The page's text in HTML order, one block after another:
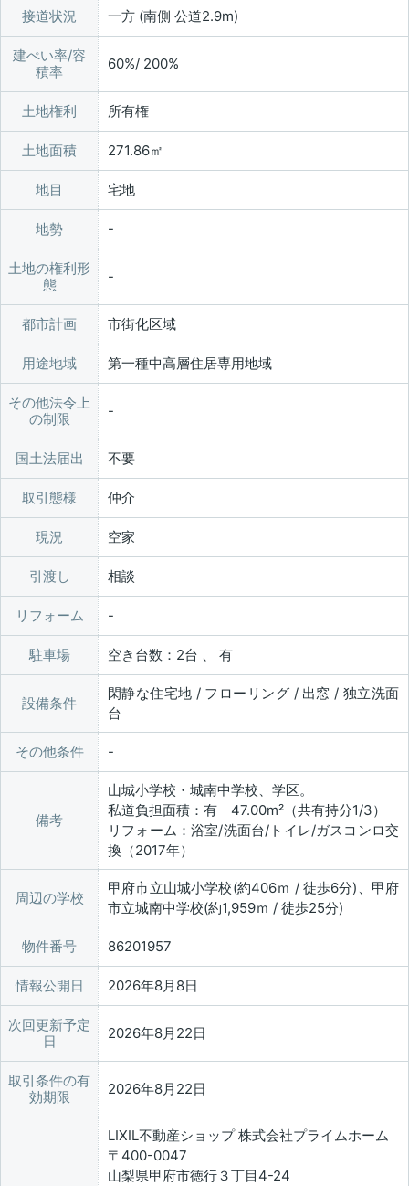
接道状況 一方 (南側 公道2.9m)
建ぺい率/容
積率
60%/ 200%
土地権利 所有権
土地面積 271.86㎡
地目 宅地
地勢
土地の権利形
態
都市計画 市街化区域
用途地域 第一種中高層住居専用地域
その他法令上
の制限
国土法届出 不要
取引態様 仲介
現況 空家
引渡し 相談
リフォーム
駐車場 空き台数：2台 、 有
設備条件
閑静な住宅地 / フローリング / 出窓 / 独立洗面
台
その他条件
備考
山城小学校・城南中学校、学区。
私道負担面積：有 47.00m²（共有持分1/3）
リフォーム：浴室/洗面台/トイレ/ガスコンロ交
換（2017年）
周辺の学校
甲府市立山城小学校(約406ｍ / 徒歩6分)、甲府
市立城南中学校(約1,959ｍ / 徒歩25分)
物件番号 86201957
情報公開日 2026年8月8日
次回更新予定
日
2026年8月22日
取引条件の有
効期限
2026年8月22日
LIXIL不動産ショップ 株式会社プライムホーム
〒400-0047
山梨県甲府市徳行３丁目4-24